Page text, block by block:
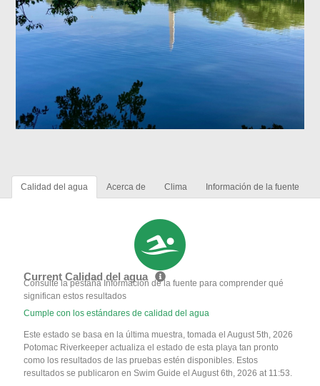
Calidad del agua Acerca de Clima Información de la fuente
Current Calidad del agua
Consulte la pestaña Información de la fuente para comprender qué
significan estos resultados
Cumple con los estándares de calidad del agua
Este estado se basa en la última muestra, tomada el August 5th, 2026
Potomac Riverkeeper actualiza el estado de esta playa tan pronto
como los resultados de las pruebas estén disponibles. Estos
resultados se publicaron en Swim Guide el August 6th, 2026 at 11:53.